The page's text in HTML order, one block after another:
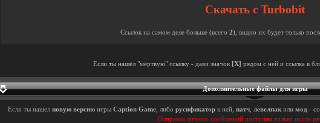
Скачать с Turbobit
Ссылок на самом деле больше (всего 2), видно их будет только
Если ты нашёл "мёртвую" ссылку - дави значок [X] рядом с ней и ссылка в
Дополнительные файлы для игры
Если ты нашел новую версиюигры Caption Game, либо русификаторк ней, патч, левелпакили мод -
Отправка личных сообщений доступна только после